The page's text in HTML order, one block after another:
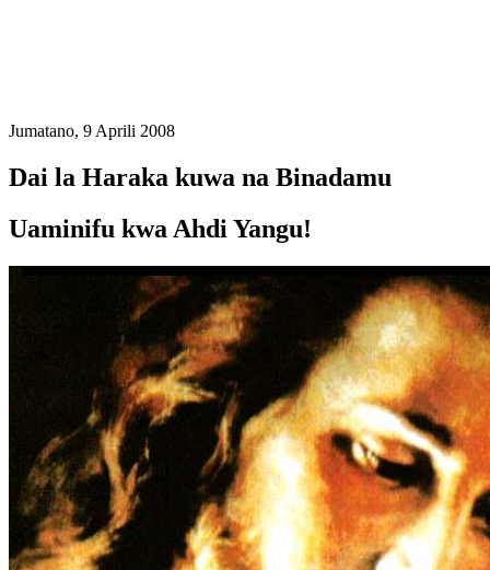
Jumatano, 9 Aprili 2008
Dai la Haraka kuwa na Binadamu
Uaminifu kwa Ahdi Yangu!